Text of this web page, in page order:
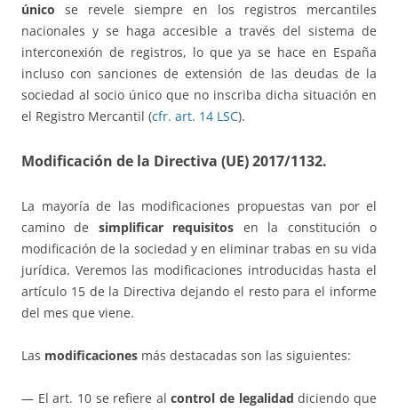
único se revele siempre en los registros mercantiles
nacionales y se haga accesible a través del sistema de
interconexión de registros, lo que ya se hace en España
incluso con sanciones de extensión de las deudas de la
sociedad al socio único que no inscriba dicha situación en
el Registro Mercantil (cfr. art. 14 LSC).
Modificación de la Directiva (UE) 2017/1132.
La mayoría de las modificaciones propuestas van por el
camino de simplificar requisitos en la constitución o
modificación de la sociedad y en eliminar trabas en su vida
jurídica. Veremos las modificaciones introducidas hasta el
artículo 15 de la Directiva dejando el resto para el informe
del mes que viene.
Las modificaciones más destacadas son las siguientes:
— El art. 10 se refiere alcontrol de legalidad diciendo que